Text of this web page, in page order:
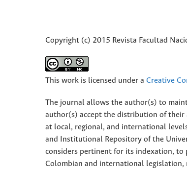
Copyright (c) 2015 Revista Facultad
This work is licensed under a Creative
The journal allows the author(s) to
author(s) accept the distribution of their
at local, regional, and international
and Institutional Repository of the
considers pertinent for its indexation,
Colombian and international legislation,